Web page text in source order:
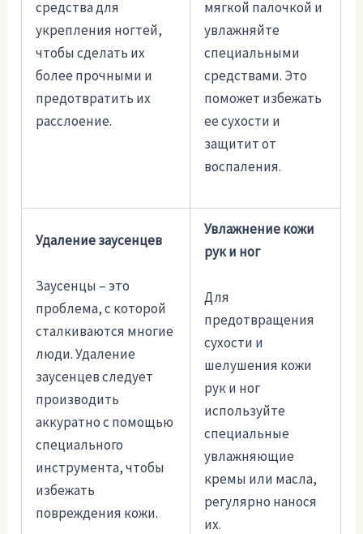
средства для
укрепления ногтей,
чтобы сделать их
более прочными и
предотвратить их
расслоение.
мягкой палочкой и
увлажняйте
специальными
средствами. Это
поможет избежать
ее сухости и
защитит от
воспаления.
Удаление заусенцев
Заусенцы – это
проблема, с которой
сталкиваются многие
люди. Удаление
заусенцев следует
производить
аккуратно с помощью
специального
инструмента, чтобы
избежать
повреждения кожи.
Увлажнение кожи
рук и ног
Для
предотвращения
сухости и
шелушения кожи
рук и ног
используйте
специальные
увлажняющие
кремы или масла,
регулярно нанося
их.